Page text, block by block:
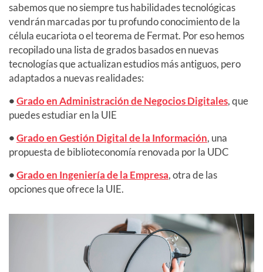
sabemos que no siempre tus habilidades tecnológicas
vendrán marcadas por tu profundo conocimiento de la
célula eucariota o el teorema de Fermat. Por eso hemos
recopilado una lista de grados basados en nuevas
tecnologías que actualizan estudios más antiguos, pero
adaptados a nuevas realidades:
•Grado en Administración de Negocios Digitales, que
puedes estudiar en la UIE
•Grado en Gestión Digital de la Información, una
propuesta de biblioteconomía renovada por la UDC
•Grado en Ingeniería de la Empresa, otra de las
opciones que ofrece la UIE.